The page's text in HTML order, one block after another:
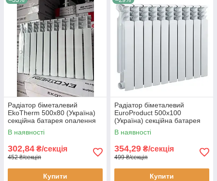
Радіатор біметалевий
EkoTherm 500x80 (Україна)
секційна батарея опалення
В наявності
302,84 ₴/секція
452 ₴/секція
Купити
Радіатор біметалевий
EuroProduct 500x100
(Україна) секційна батарея
опалення
В наявності
354,29 ₴/секція
499 ₴/секція
Купити